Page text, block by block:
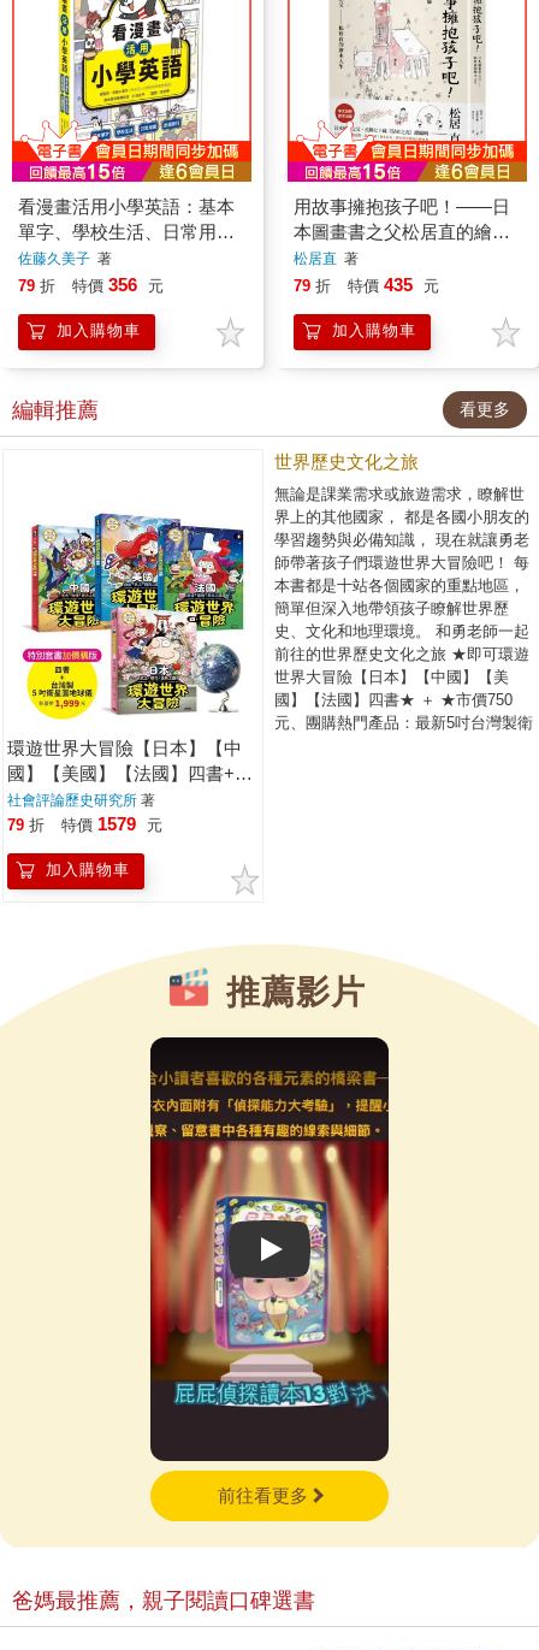
看漫畫活用小學英語：基本
單字、學校生活、日常用
語、出國旅行
佐藤久美子 著
79 折 特價 356 元
加入購物車
用故事擁抱孩子吧！——日
本圖畫書之父松居直的繪本
人生（中文世界首次出版•安
野光雅插圖）
松居直 著
79 折 特價 435 元
加入購物車
編輯推薦 看更多
環遊世界大冒險【日本】【中
國】【美國】【法國】四書+最
新５吋台灣製衛星圖地球儀
【特別套書1999元】
社會評論歷史研究所 著
79 折 特價 1579 元
加入購物車
世界歷史文化之旅
無論是課業需求或旅遊需求，瞭解世
界上的其他國家， 都是各國小朋友的
學習趨勢與必備知識， 現在就讓勇老
師帶著孩子們環遊世界大冒險吧！ 每
本書都是十站各個國家的重點地區，
簡單但深入地帶領孩子瞭解世界歷
史、文化和地理環境。 和勇老師一起
前往的世界歷史文化之旅 ★即可環遊
世界大冒險【日本】【中國】【美
國】【法國】四書★ ＋ ★市價750
元、團購熱門產品：最新5吋台灣製衛
推薦影片
Play video
前往看更多
爸媽最推薦，親子閱讀口碑選書